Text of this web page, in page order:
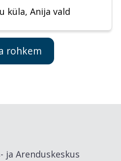
küla, Anija vald
rohkem
ja Arenduskeskus